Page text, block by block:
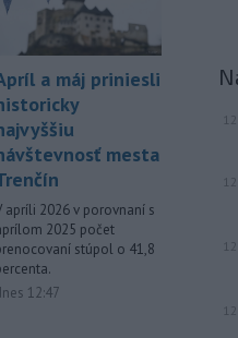
vecí Hakan Fidan v
uviedol, že očakáva, že Egypt
k dohode o spoločnej
s regionálnymi partnermi,
je stabilizovať región
vojnou na Blízkom východe.
Okresný úrad (OÚ) Malacky
v súvislosti s požiarom
rozsahu vo Vojenskom
(VO) Záhorie mimoriadnu
Jej vyhlásenie umožní v
lokalite efektívnejšiu
a máj priniesli
mesta
apríli 2026 v porovnaní s
2025 počet
stúpol o 41,8
12:47